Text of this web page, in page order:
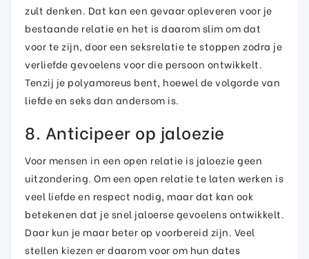
zult denken. Dat kan een gevaar opleveren voor je
bestaande relatie en het is daarom slim om dat
voor te zijn, door een seksrelatie te stoppen zodra je
verliefde gevoelens voor die persoon ontwikkelt.
Tenzij je polyamoreus bent, hoewel de volgorde van
liefde en seks dan andersom is.
8. Anticipeer op jaloezie
Voor mensen in een open relatie is jaloezie geen
uitzondering. Om een open relatie te laten werken is
veel liefde en respect nodig, maar dat kan ook
betekenen dat je snel jaloerse gevoelens ontwikkelt.
Daar kun je maar beter op voorbereid zijn. Veel
stellen kiezen er daarom voor om hun dates